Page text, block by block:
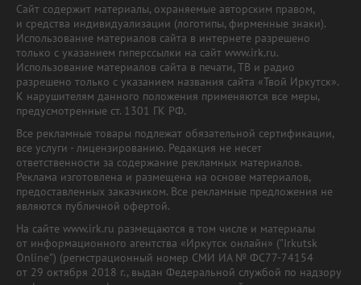
Сайт содержит материалы, охраняемые авторским правом,
и средства индивидуализации (логотипы, фирменные знаки).
Использование материалов сайта в интернете разрешено
только с указанием гиперссылки на сайт www.irk.ru.
Использование материалов сайта в печати, ТВ и радио
разрешено только с указанием названия сайта «Твой Иркутск».
К нарушителям данного положения применяются все меры,
предусмотренные ст. 1301 ГК РФ.
Все рекламные товары подлежат обязательной сертификации,
все услуги - лицензированию. Редакция не несет
ответственности за содержание рекламных материалов.
Реклама изготовлена и размещена на основе материалов,
предоставленных заказчиком. Все рекламные предложения не
являются публичной офертой.
На сайте www.irk.ru размещаются в том числе и материалы
от информационного агентства «Иркутск онлайн» ("Irkutsk
Online") (регистрационный номер СМИ ИА № ФС77-74154
от 29 октября 2018 г., выдан Федеральной службой по надзору